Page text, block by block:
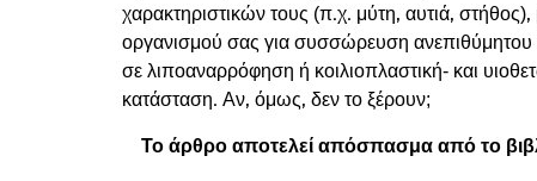
χαρακτηριστικών τους (π.χ. μύτη, αυτιά,
οργανισμού σας για συσσώρευση
σε λιποαναρρόφηση ή κοιλιοπλαστική- και
κατάσταση. Αν, όμως, δεν το ξέρουν;
Το άρθρο αποτελεί απόσπασμα από το